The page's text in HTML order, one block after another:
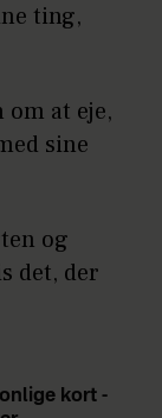
ting,
at eje,
sine
og
det, der
kort -